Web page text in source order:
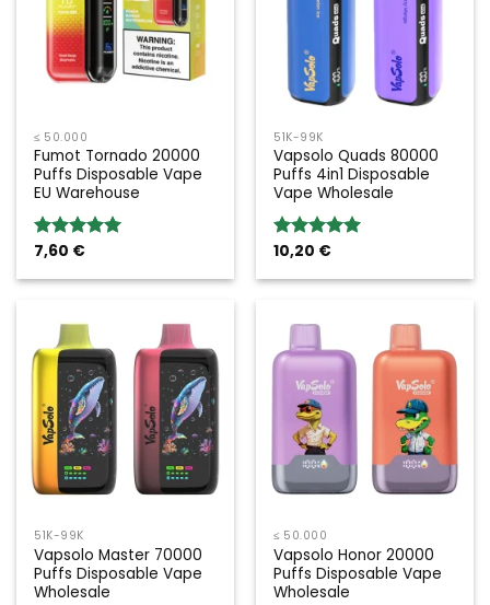
≤ 50.000
Fumot Tornado 20000
Puffs Disposable Vape
EU Warehouse
Bewertung:
7,60 €
51K-99K
Vapsolo Quads 80000
Puffs 4in1 Disposable
Vape Wholesale
Bewertung:
10,20 €
51K-99K
Vapsolo Master 70000
Puffs Disposable Vape
Wholesale
≤ 50.000
Vapsolo Honor 20000
Puffs Disposable Vape
Wholesale